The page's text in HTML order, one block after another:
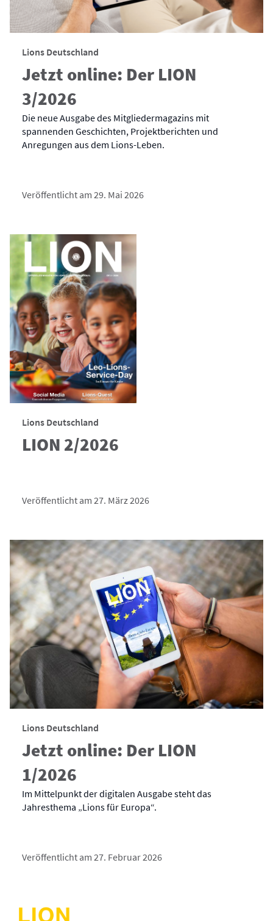
Lions Deutschland
Jetzt online: Der LION
3/2026
Die neue Ausgabe des Mitgliedermagazins mit
spannenden Geschichten, Projektberichten und
Anregungen aus dem Lions-Leben.
Veröffentlicht am 29. Mai 2026
Lions Deutschland
LION 2/2026
Veröffentlicht am 27. März 2026
Lions Deutschland
Jetzt online: Der LION
1/2026
Im Mittelpunkt der digitalen Ausgabe steht das
Jahresthema „Lions für Europa“.
Veröffentlicht am 27. Februar 2026